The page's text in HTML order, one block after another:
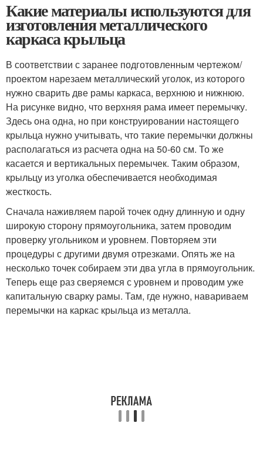
Какие материалы используются для
изготовления металлического
каркаса крыльца
В соответствии с заранее подготовленным чертежом/
проектом нарезаем металлический уголок, из которого
нужно сварить две рамы каркаса, верхнюю и нижнюю.
На рисунке видно, что верхняя рама имеет перемычку.
Здесь она одна, но при конструировании настоящего
крыльца нужно учитывать, что такие перемычки должны
располагаться из расчета одна на 50-60 см. То же
касается и вертикальных перемычек. Таким образом,
крыльцу из уголка обеспечивается необходимая
жесткость.
Сначала наживляем парой точек одну длинную и одну
широкую сторону прямоугольника, затем проводим
проверку угольником и уровнем. Повторяем эти
процедуры с другими двумя отрезками. Опять же на
несколько точек собираем эти два угла в прямоугольник.
Теперь еще раз сверяемся с уровнем и проводим уже
капитальную сварку рамы. Там, где нужно, навариваем
перемычки на каркас крыльца из металла.